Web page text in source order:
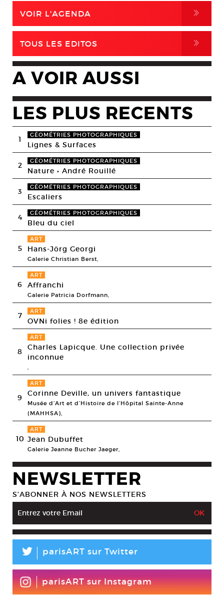
VOIR L'AGENDA ,
TOUS LES EDITOS ,
A VOIR AUSSI
LES PLUS RECENTS
1 GÉOMÉTRIES PHOTOGRAPHIQUES
Lignes & Surfaces
2 GÉOMÉTRIES PHOTOGRAPHIQUES
Nature • André Rouillé
3 GÉOMÉTRIES PHOTOGRAPHIQUES
Escaliers
4 GÉOMÉTRIES PHOTOGRAPHIQUES
Bleu du ciel
5
ART
Hans-Jörg Georgi
Galerie Christian Berst,
6
ART
Affranchi
Galerie Patricia Dorfmann,
7 ART
OVNi folies ! 8e édition
8
ART
Charles Lapicque. Une collection privée
inconnue
9
ART
Corinne Deville, un univers fantastique
Musée d’Art et d’Histoire de l’Hôpital Sainte-Anne
(MAHHSA),
10
ART
Jean Dubuffet
Galerie Jeanne Bucher Jaeger,
NEWSLETTER
S’ABONNER À NOS NEWSLETTERS
L parisART sur Twitter
parisART sur Instagram